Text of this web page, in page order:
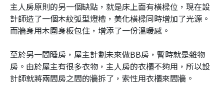
主人房原則的另一個缺點，就是床上面有橫樑位，現在設
計師造了一個木紋弧型燈槽，美化橫樑同時增加了光源。
而牆身用木圍身板包住，增添了一份溫暖感。
至於另一間睡房，屋主計劃未來做BB房，暫時就是雜物
房。由於屋主有很多衣物，主人房的衣櫃不夠用，所以設
計師就將兩間房之間的牆拆了，索性用衣櫃來間牆。